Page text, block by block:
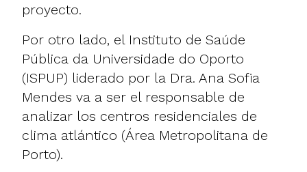
proyecto.
Por otro lado, el Instituto de Saúde
Pública da Universidade do Oporto
(ISPUP) liderado por la Dra. Ana Sofia
Mendes va a ser el responsable de
analizar los centros residenciales de
clima atlántico (Área Metropolitana de
Porto).